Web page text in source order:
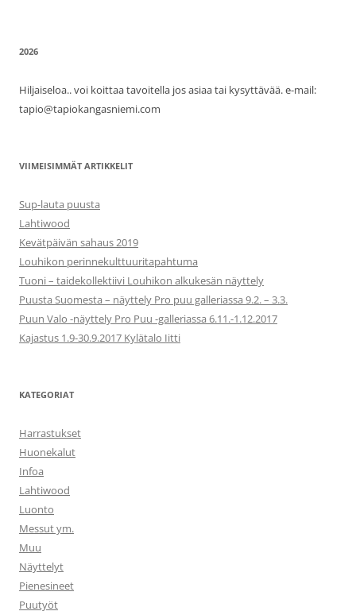
2026
Hiljaiseloa.. voi koittaa tavoitella jos asiaa tai kysyttävää. e-mail:
tapio@tapiokangasniemi.com
VIIMEISIMMÄT ARTIKKELIT
Sup-lauta puusta
Lahtiwood
Kevätpäivän sahaus 2019
Louhikon perinnekulttuuritapahtuma
Tuoni – taidekollektiivi Louhikon alkukesän näyttely
Puusta Suomesta – näyttely Pro puu galleriassa 9.2. – 3.3.
Puun Valo -näyttely Pro Puu -galleriassa 6.11.-1.12.2017
Kajastus 1.9-30.9.2017 Kylätalo Iitti
KATEGORIAT
Harrastukset
Huonekalut
Infoa
Lahtiwood
Luonto
Messut ym.
Muu
Näyttelyt
Pienesineet
Puutyöt